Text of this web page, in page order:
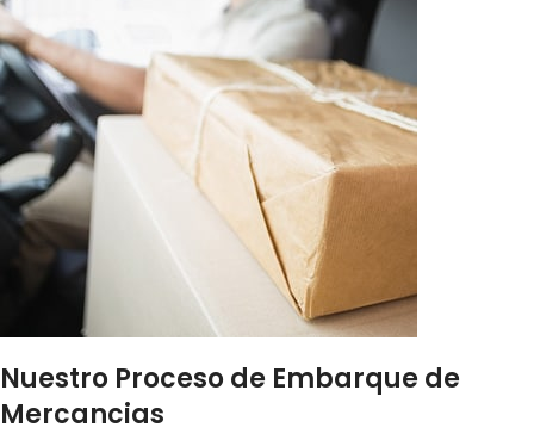
Nuestro Proceso de Embarque de
Mercancias